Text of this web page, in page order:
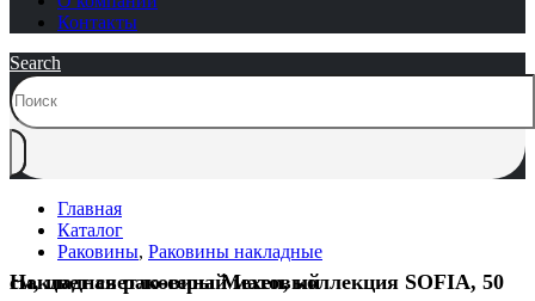
Контакты
Search
Главная
Каталог
Раковины, Раковины накладные
Накладная раковина Mexen, коллекция SOFIA, 50 см, цвет светло-серый матовый